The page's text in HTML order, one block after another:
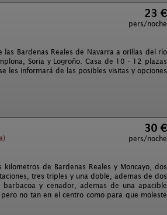
23 €
pers/noche
Bardenas Reales de Navarra a orillas del río
Soria y Logroño. Casa de 10 - 12 plazas
les informará de las posibles visitas y opciones
30 €
pers/noche
de Bardenas Reales y Moncayo, dos
tres triples y una doble, ademas de dos
barbacoa y cenador, ademas de una apacible
no tan en el centro como para que moleste